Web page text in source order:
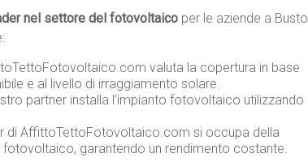
nel settore del fotovoltaico per le aziende a Busto
valuta la copertura in base
e al livello di irraggiamento solare.
partner installa l’impianto fotovoltaico utilizzando
di AffittoTettoFotovoltaico.com si occupa della
fotovoltaico, garantendo un rendimento costante.